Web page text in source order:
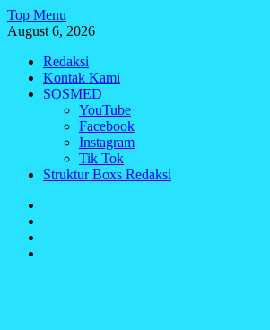
Skip
to
Top Menu
August 6, 2026
Redaksi
Kontak Kami
SOSMED
YouTube
Facebook
Instagram
Tik Tok
Struktur Boxs Redaksi